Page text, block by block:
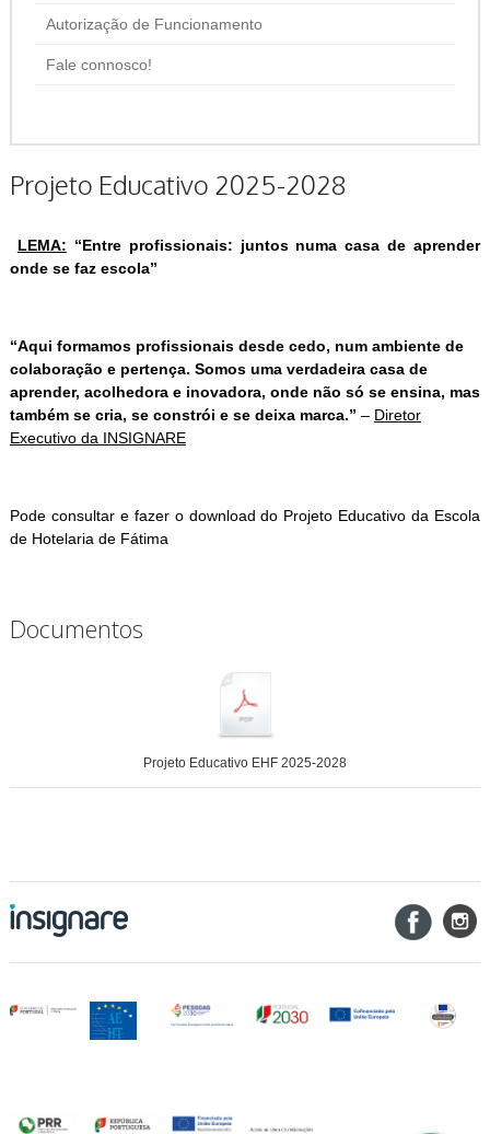
Autorização de Funcionamento
Fale connosco!
Projeto Educativo 2025-2028
LEMA: “Entre profissionais: juntos numa casa de aprender
onde se faz escola”
“Aqui formamos profissionais desde cedo, num ambiente de
colaboração e pertença. Somos uma verdadeira casa de
aprender, acolhedora e inovadora, onde não só se ensina, mas
também se cria, se constrói e se deixa marca.” – Diretor
Executivo da INSIGNARE
Pode consultar e fazer o download do Projeto Educativo da Escola
de Hotelaria de Fátima
Documentos
Projeto Educativo EHF 2025-2028